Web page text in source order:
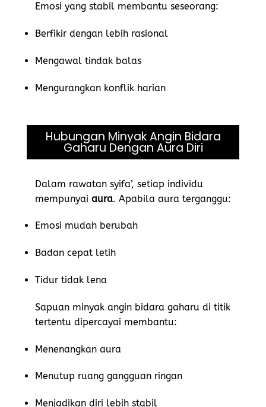
Emosi yang stabil membantu seseorang:
Berfikir dengan lebih rasional
Mengawal tindak balas
Mengurangkan konflik harian
Hubungan Minyak Angin Bidara
Gaharu Dengan Aura Diri
Dalam rawatan syifa’, setiap individu
mempunyai aura. Apabila aura terganggu:
Emosi mudah berubah
Badan cepat letih
Tidur tidak lena
Sapuan minyak angin bidara gaharu di titik
tertentu dipercayai membantu:
Menenangkan aura
Menutup ruang gangguan ringan
Menjadikan diri lebih stabil